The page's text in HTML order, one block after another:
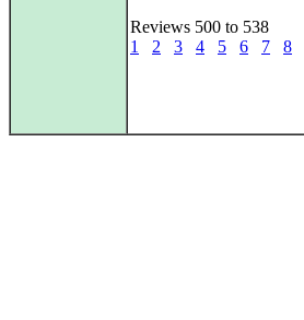
Reviews 500 to 538
1
2 3 4 5 6 7 8